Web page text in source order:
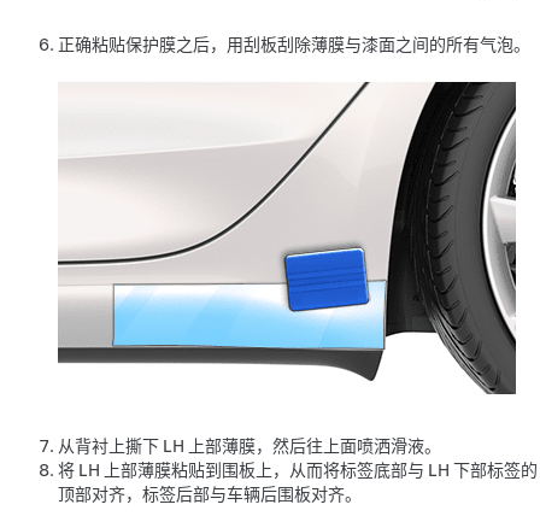
正确粘贴保护膜之后，用刮板刮除薄膜与漆面之间的所有气泡。
从背衬上撕下 LH 上部薄膜，然后往上面喷洒滑液。
将 LH 上部薄膜粘贴到围板上，从而将标签底部与 LH 下部标签的
顶部对齐，标签后部与车辆后围板对齐。